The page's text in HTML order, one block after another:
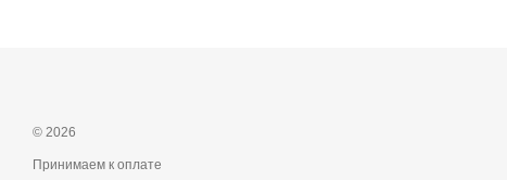
© 2026
Принимаем к оплате